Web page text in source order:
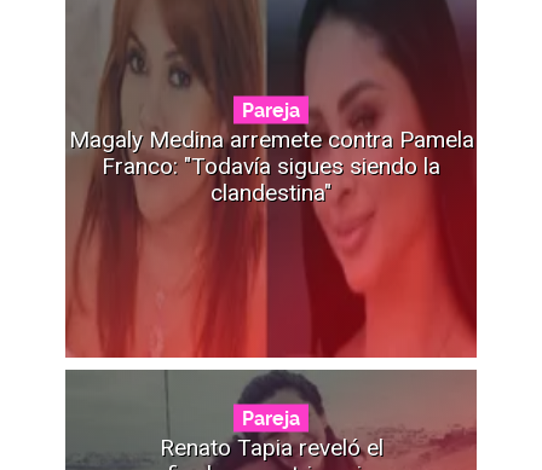
Pareja
Magaly Medina arremete contra Pamela
Franco: "Todavía sigues siendo la
clandestina"
Pareja
Renato Tapia reveló el